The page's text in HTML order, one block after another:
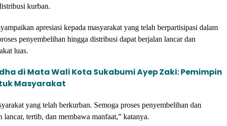
kurban.
apresiasi kepada masyarakat yang telah berpartisipasi dalam
penyembelihan hingga distribusi dapat berjalan lancar dan
luas.
di Mata Wali Kota Sukabumi Ayep Zaki: Pemimpin
Masyarakat
yang telah berkurban. Semoga proses penyembelihan dan
tertib, dan membawa manfaat,” katanya.